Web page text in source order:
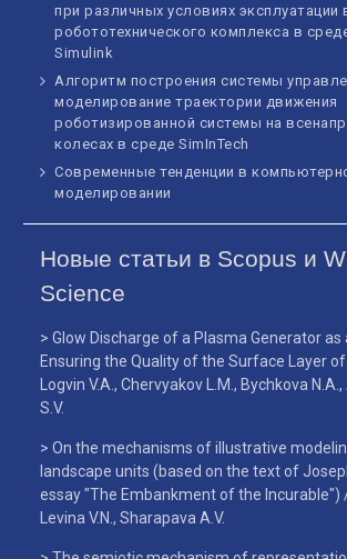
при различных условиях эксплуатации
робототехнического комплекса в
Simulink
Алгоритм построения системы
моделирование траектории движения
роботизированной системы на
колесах в среде SimInTech
Современные тенденции в
моделировании
Новые статьи в Scopus и
Science
> Glow Discharge of a Plasma Generator as
Ensuring the Quality of the Surface Layer
Logvin V.A., Chervyakov L.M., Bychkova
S.V.
> On the mechanisms of illustrative
landscape units (based on the text of
essay "The Embankment of the Incurable")
Levina V.N., Sharapava A.V.